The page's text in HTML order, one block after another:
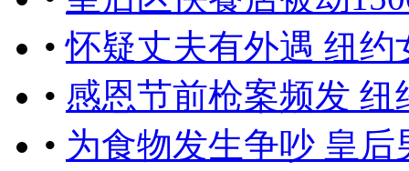
•怀疑丈夫有外遇 纽
• 感恩节前枪案频发 纽
• 为食物发生争吵 皇